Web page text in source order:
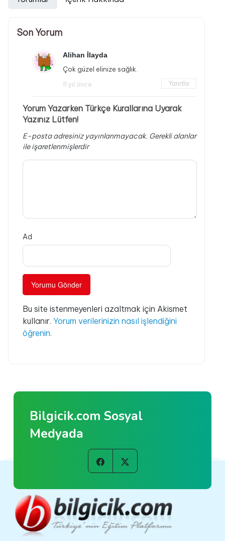
Son Yorum
Alihan İlayda
Çok güzel elinize sağlık.
11 yıl önce Yanıtla
Yorum Yazarken Türkçe Kurallarına Uyarak
Yazınız Lütfen!
E-posta adresiniz yayınlanmayacak. Gerekli alanlar
ile işaretlenmişlerdir
Ad
Bu site istenmeyenleri azaltmak için Akismet
kullanır. Yorum verilerinizin nasıl işlendiğini
öğrenin.
Bilgicik.com Sosyal
Medyada